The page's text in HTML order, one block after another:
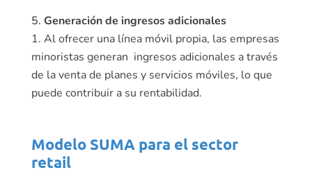
Generación de ingresos adicionales
Al ofrecer una línea móvil propia, las empresas
minoristas generan ingresos adicionales a través
de la venta de planes y servicios móviles, lo que
puede contribuir a su rentabilidad.
Modelo SUMA para el sector
retail